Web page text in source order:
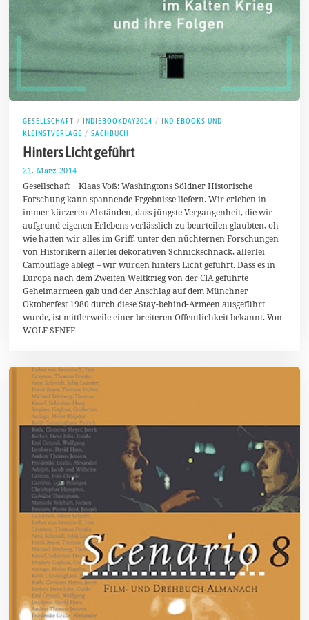
GESELLSCHAFT / INDIEBOOKDAY2014 / INDIEBOOKS UND
KLEINSTVERLAGE / SACHBUCH
Hinters Licht geführt
21. März 2014
6
.
M
ä
r
2
0
1
4
Gesellschaft | Klaas Voß: Washingtons Söldner Historische
Forschung kann spannende Ergebnisse liefern. Wir erleben in
immer kürzeren Abständen, dass jüngste Vergangenheit, die wir
aufgrund eigenen Erlebens verlässlich zu beurteilen glaubten, oh
wie hatten wir alles im Griff, unter den nüchternen Forschungen
von Historikern allerlei dekorativen Schnickschnack, allerlei
Camouflage ablegt – wir wurden hinters Licht geführt. Dass es in
Europa nach dem Zweiten Weltkrieg von der CIA geführte
Geheimarmeen gab und der Anschlag auf dem Münchner
Oktoberfest 1980 durch diese Stay-behind-Armeen ausgeführt
wurde, ist mittlerweile einer breiteren Öffentlichkeit bekannt. Von
WOLF SENFF